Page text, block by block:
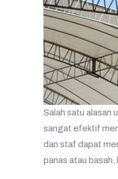
Salah satu alasan
sangat efektif
dan staf dapat
panas atau basah,